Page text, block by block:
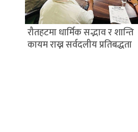
रौतहटमा धार्मिक सद्भाव र शान्ति
कायम राख्न सर्वदलीय प्रतिबद्धता